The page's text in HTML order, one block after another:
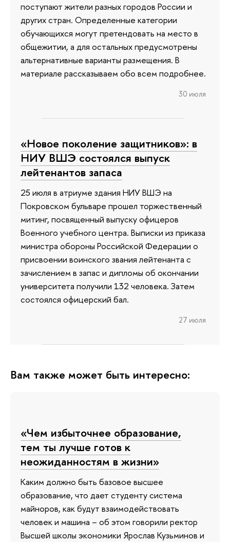
поступают жители разных городов России и
других стран. Определенные категории
обучающихся могут претендовать на место в
общежитии, а для остальных предусмотрены
альтернативные варианты размещения. В
материале рассказываем обо всем подробнее.
30 июля
«Новое поколение защитников»: в
НИУ ВШЭ состоялся выпуск
лейтенантов запаса
25 июля в атриуме здания НИУ ВШЭ на
Покровском бульваре прошел торжественный
митинг, посвященный выпуску офицеров
Военного учебного центра. Выписки из приказа
министра обороны Российской Федерации о
присвоении воинского звания лейтенанта с
зачислением в запас и дипломы об окончании
университета получили 132 человека. Затем
состоялся офицерский бал.
27 июля
Вам также может быть интересно:
«Чем избыточнее образование,
тем ты лучше готов к
неожиданностям в жизни»
Каким должно быть базовое высшее
образование, что дает студенту система
майноров, как будут взаимодействовать
человек и машина – об этом говорили ректор
Высшей школы экономики Ярослав Кузьминов и